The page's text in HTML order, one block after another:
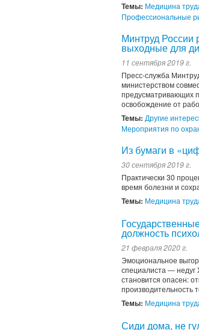
Темы: Медицина
Профессиональные
Минтруд России
выходные для
11 сентября 2019 г.
Пресс-служба
министерством
предусматривающих
освобождение от
Темы: Другие
Мероприятия по
Из бумаги в
30 сентября 2019 г.
Практически 30
время болезни и
Темы: Медицина
должность
21 февраля 2020 г.
Эмоциональное
специалиста ― недуг
становится опасен:
производительность
Темы: Медицина
Сиди дома, не